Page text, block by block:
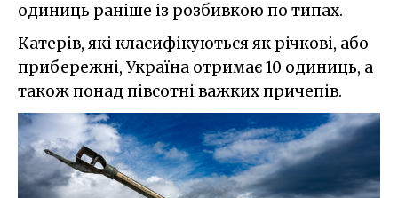
одиниць раніше із розбивкою по типах.
Катерів, які класифікуються як річкові, або
прибережні, Україна отримає 10 одиниць, а
також понад півсотні важких причепів.